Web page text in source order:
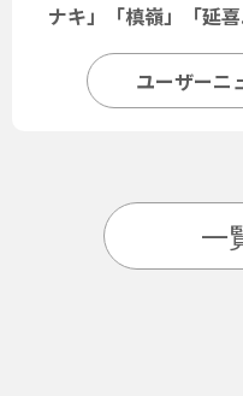
ナキ」「槙嶺」「延
ユーザーニ
一